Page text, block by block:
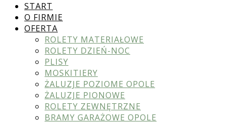
START
O FIRMIE
OFERTA
ROLETY MATERIAŁOWE
ROLETY DZIEŃ-NOC
PLISY
MOSKITIERY
ŻALUZJE POZIOME OPOLE
ŻALUZJE PIONOWE
ROLETY ZEWNĘTRZNE
BRAMY GARAŻOWE OPOLE